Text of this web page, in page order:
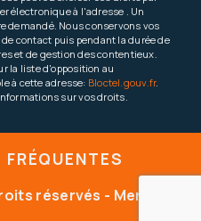
électronique à l'adresse . Un
Nous conservons vos
contact puis pendant la durée de
et de gestion des contentieux.
la liste d'opposition au
à cette adresse: Bloctel.gouv.fr.
sur vos droits.
réservés - Mentions